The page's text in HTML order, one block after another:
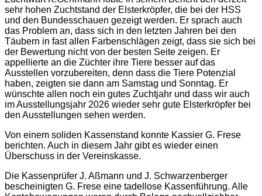
sehr hohen Zuchtstand der Elsterkröpfer, die bei der HSS
und den Bundesschauen gezeigt werden. Er sprach auch
das Problem an, dass sich in den letzten Jahren bei den
Täubern in fast allen Farbenschlägen zeigt, dass sie sich bei
der Bewertung nicht von der besten Seite zeigen. Er
appellierte an die Züchter ihre Tiere besser auf das
Ausstellen vorzubereiten, denn dass die Tiere Potenzial
haben, zeigten sie dann am Samstag und Sonntag. Er
wünschte allen noch ein gutes Zuchtjahr und dass wir auch
im Ausstellungsjahr 2026 wieder sehr gute Elsterkröpfer bei
den Ausstellungen sehen werden.
Von einem soliden Kassenstand konnte Kassier G. Frese
berichten. Auch in diesem Jahr gibt es wieder einen
Überschuss in der Vereinskasse.
Die Kassenprüfer J. Aßmann und J. Schwarzenberger
bescheinigten G. Frese eine tadellose Kassenführung. Alle